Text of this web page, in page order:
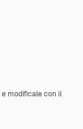
e modificale con il